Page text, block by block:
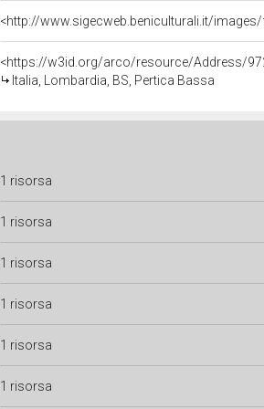
<http://www.sigecweb.beniculturali.it/
<https://w3id.org/arco/resource/Address/
Italia, Lombardia, BS, Pertica Bassa
1 risorsa
1 risorsa
1 risorsa
1 risorsa
1 risorsa
1 risorsa